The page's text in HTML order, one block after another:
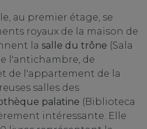
au premier étage, se
royaux de la maison de
la salle du trône (Sala
l'antichambre, de
de l'appartement de la
salles des
palatine (Biblioteca
intéressante. Elle